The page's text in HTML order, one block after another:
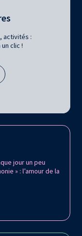
activités :
clic !
jour un peu
» : l’amour de la